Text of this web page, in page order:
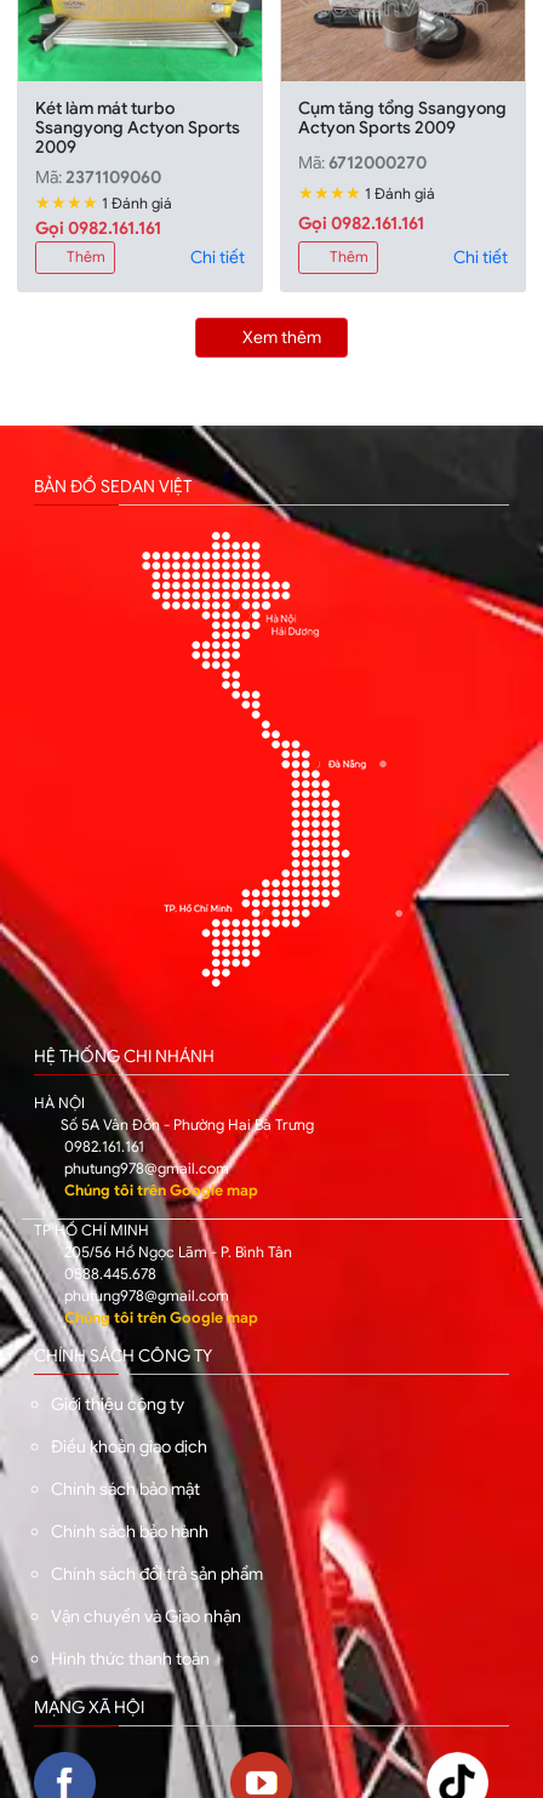
Két làm mát turbo
Ssangyong Actyon Sports
2009
Mã:2371109060
★★★★ 1 Đánh giá
Gọi 0982.161.161
Thêm Chi tiết
Cụm tăng tổng Ssangyong
Actyon Sports 2009
Mã:6712000270
★★★★ 1 Đánh giá
Gọi 0982.161.161
Thêm Chi tiết
Xem thêm
BẢN ĐỒ SEDAN VIỆT
HỆ THỐNG CHI NHÁNH
HÀ NỘI
Số 5A Vân Đồn - Phường Hai Bà Trưng
0982.161.161
phutung978@gmail.com
Chúng tôi trên Google map
TP HỒ CHÍ MINH
205/56 Hồ Ngọc Lãm - P. Bình Tân
0588.445.678
phutung978@gmail.com
Chúng tôi trên Google map
CHÍNH SÁCH CÔNG TY
Giới thiệu công ty
Điều khoản giao dịch
Chính sách bảo mật
Chính sách bảo hành
Chính sách đổi trả sản phẩm
Vận chuyển và Giao nhận
Hình thức thanh toán
MẠNG XÃ HỘI